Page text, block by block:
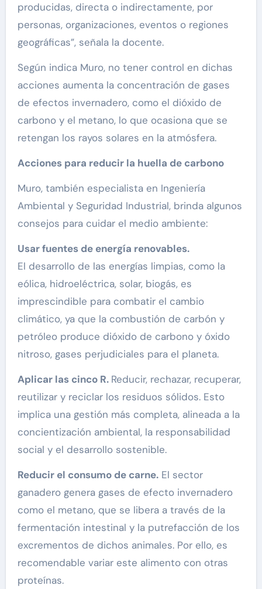
producidas, directa o indirectamente, por
personas, organizaciones, eventos o regiones
geográficas”, señala la docente.
Según indica Muro, no tener control en dichas
acciones aumenta la concentración de gases
de efectos invernadero, como el dióxido de
carbono y el metano, lo que ocasiona que se
retengan los rayos solares en la atmósfera.
Acciones para reducir la huella de carbono
Muro, también especialista en Ingeniería
Ambiental y Seguridad Industrial, brinda algunos
consejos para cuidar el medio ambiente:
Usar fuentes de energía renovables.
El desarrollo de las energías limpias, como la
eólica, hidroeléctrica, solar, biogás, es
imprescindible para combatir el cambio
climático, ya que la combustión de carbón y
petróleo produce dióxido de carbono y óxido
nitroso, gases perjudiciales para el planeta.
Aplicar las cinco R. Reducir, rechazar, recuperar,
reutilizar y reciclar los residuos sólidos. Esto
implica una gestión más completa, alineada a la
concientización ambiental, la responsabilidad
social y el desarrollo sostenible.
Reducir el consumo de carne.El sector
ganadero genera gases de efecto invernadero
como el metano, que se libera a través de la
fermentación intestinal y la putrefacción de los
excrementos de dichos animales. Por ello, es
recomendable variar este alimento con otras
proteínas.